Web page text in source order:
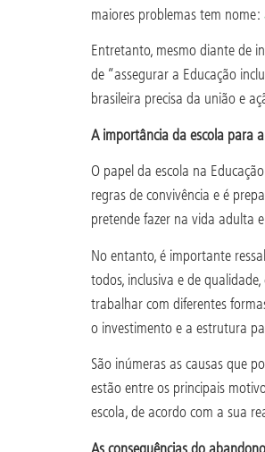
maiores problemas tem nome:
Entretanto, mesmo diante de
de “assegurar a Educação
brasileira precisa da união e
A importância da escola para
O papel da escola na
regras de convivência e é
pretende fazer na vida adulta
No entanto, é importante
todos, inclusiva e de
trabalhar com diferentes
o investimento e a estrutura
São inúmeras as causas que
estão entre os principais
escola, de acordo com a sua
As consequências do